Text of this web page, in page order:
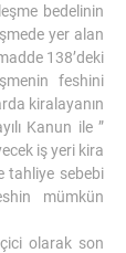
bedelinin
yer alan
138’deki
feshini
kiralayanın
Kanun ile ”
iş yeri kira
tahliye sebebi
mümkün
olarak son